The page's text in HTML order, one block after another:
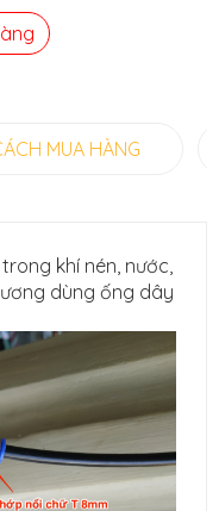
MUA HÀNG
khí nén, nước,
dùng ống dây